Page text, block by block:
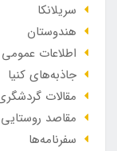
سریلانکا
هندوستان
اطلاعات عمومی
جاذبه‌های کنیا
مقالات
مقاصد روستایی
سفرنامه‌ها